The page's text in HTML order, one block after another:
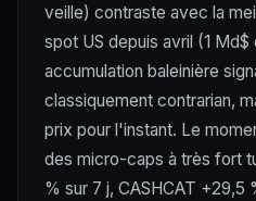
veille) contraste avec la
spot US depuis avril (1
accumulation baleinière
classiquement contrarian,
prix pour l'instant. Le
des micro-caps à très fort
% sur 7 j, CASHCAT +29,5